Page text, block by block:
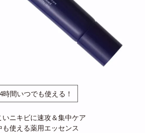
時間いつでも使える！
いニキビに速攻＆集中ケア
も使える薬用エッセンス